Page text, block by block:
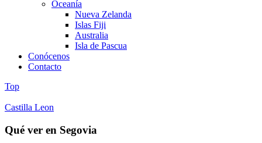
Oceanía
Nueva Zelanda
Islas Fiji
Australia
Isla de Pascua
Conócenos
Contacto
Top
Castilla Leon
Qué ver en Segovia